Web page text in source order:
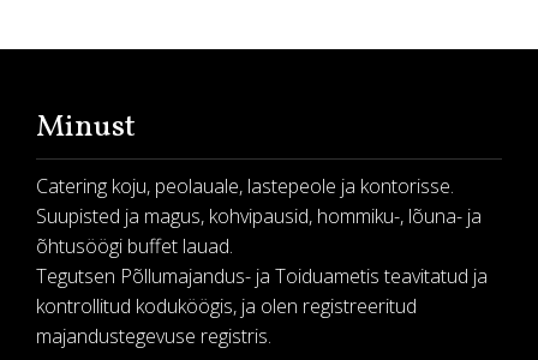
Minust
Catering koju, peolauale, lastepeole ja kontorisse.
Suupisted ja magus, kohvipausid, hommiku-, lõuna- ja
õhtusöögi buffet lauad.
Tegutsen Põllumajandus- ja Toiduametis teavitatud ja
kontrollitud koduköögis, ja olen registreeritud
majandustegevuse registris.